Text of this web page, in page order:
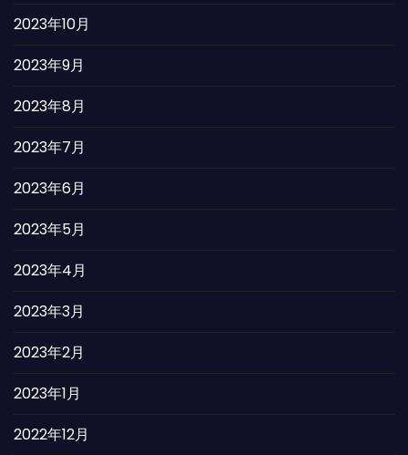
2023年10月
2023年9月
2023年8月
2023年7月
2023年6月
2023年5月
2023年4月
2023年3月
2023年2月
2023年1月
2022年12月